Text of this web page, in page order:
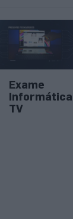
Exame
Informática
TV